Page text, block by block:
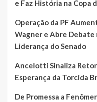
e Faz História na Copa
Operação da PF
Wagner e Abre Debate
Liderança do Senado
Ancelotti Sinaliza
Esperança da Torcida
De Promessa a